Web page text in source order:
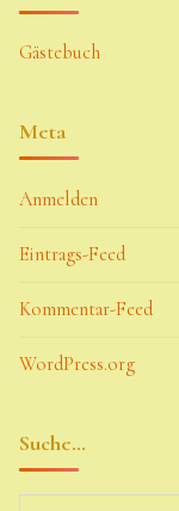
Gästebuch
Meta
Anmelden
Eintrags-Feed
Kommentar-Feed
WordPress.org
Suche…